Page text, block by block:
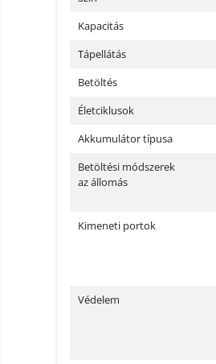
Kapacitás
Tápellátás
Betöltés
Életciklusok
Akkumulátor típusa
Betöltési módszerek
az állomás
Kimeneti portok
Védelem